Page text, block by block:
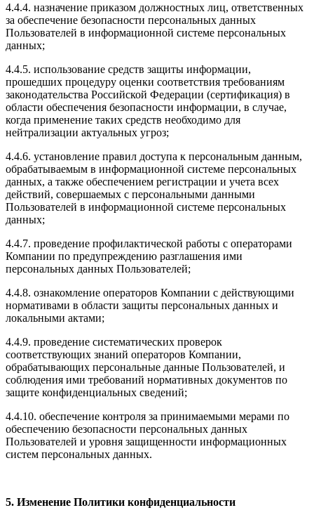
4.4.4. назначение приказом должностных лиц, ответственных
за обеспечение безопасности персональных данных
Пользователей в информационной системе персональных
данных;
4.4.5. использование средств защиты информации,
прошедших процедуру оценки соответствия требованиям
законодательства Российской Федерации (сертификация) в
области обеспечения безопасности информации, в случае,
когда применение таких средств необходимо для
нейтрализации актуальных угроз;
4.4.6. установление правил доступа к персональным данным,
обрабатываемым в информационной системе персональных
данных, а также обеспечением регистрации и учета всех
действий, совершаемых с персональными данными
Пользователей в информационной системе персональных
данных;
4.4.7. проведение профилактической работы с операторами
Компании по предупреждению разглашения ими
персональных данных Пользователей;
4.4.8. ознакомление операторов Компании с действующими
нормативами в области защиты персональных данных и
локальными актами;
4.4.9. проведение систематических проверок
соответствующих знаний операторов Компании,
обрабатывающих персональные данные Пользователей, и
соблюдения ими требований нормативных документов по
защите конфиденциальных сведений;
4.4.10. обеспечение контроля за принимаемыми мерами по
обеспечению безопасности персональных данных
Пользователей и уровня защищенности информационных
систем персональных данных.
5. Изменение Политики конфиденциальности